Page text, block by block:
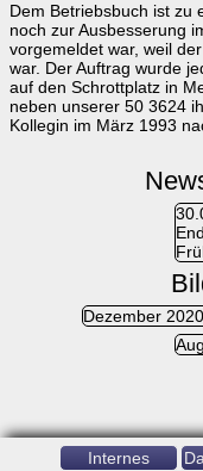
Dem Betriebsbuch ist zu
noch zur Ausbesserung
vorgemeldet war, weil
war. Der Auftrag wurde
auf den Schrottplatz in
neben unserer 50 3624
Kollegin im März 1993
Dezember 2020
Internes